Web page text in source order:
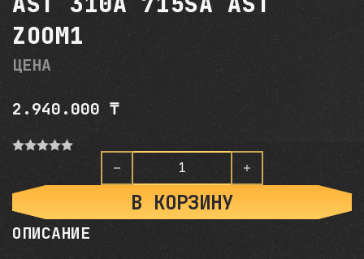
ZOOM1
ЦЕНА
2.940.000 ₸
н
0
и
Количество товара AST
В КОРЗИНУ
ОПИСАНИЕ